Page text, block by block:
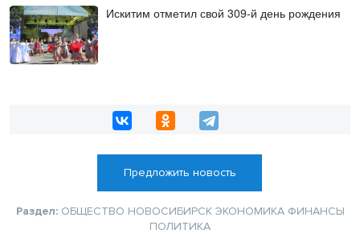
Искитим отметил свой 309-й день рождения
Предложить новость
Раздел: ОБЩЕСТВО НОВОСИБИРСК ЭКОНОМИКА ФИНАНСЫ
ПОЛИТИКА